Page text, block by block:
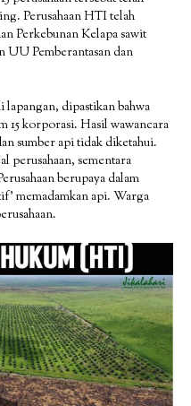
Perusahaan HTI telah
Perkebunan Kelapa sawit
UU Pemberantasan dan
lapangan, dipastikan bahwa
15 korporasi. Hasil wawancara
sumber api tidak diketahui.
perusahaan, sementara
berupaya dalam
memadamkan api. Warga